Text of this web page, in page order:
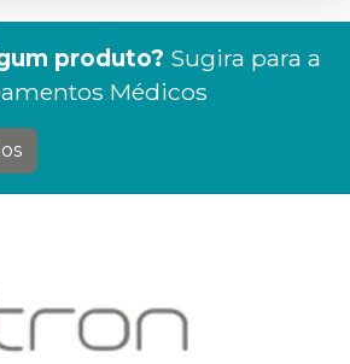
produto? Sugira para a
Médicos